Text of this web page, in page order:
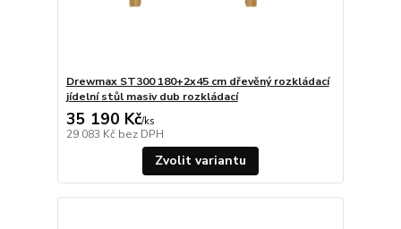
Drewmax ST300 180+2x45 cm dřevěný rozkládací
jídelní stůl masiv dub rozkládací
35 190 Kč/ks
29 083 Kč bez DPH
Zvolit variantu